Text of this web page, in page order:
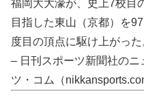
福岡大大濠が、史上7校目
目指した東山（京都）を
度目の頂点に駆け上がっ
– 日刊スポーツ新聞社の
ツ・コム（